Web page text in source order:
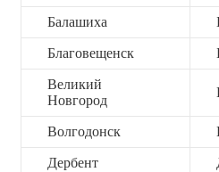
Балашиха
Благовещенск
Великий
Новгород
Волгодонск
Дербент